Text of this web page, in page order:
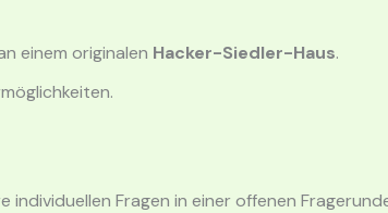
einem originalen Hacker-Siedler-Haus.
individuellen Fragen in einer offenen